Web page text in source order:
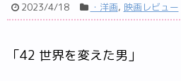
2023/4/18 ・洋画, 映画レビュー
「42 世界を変えた男」